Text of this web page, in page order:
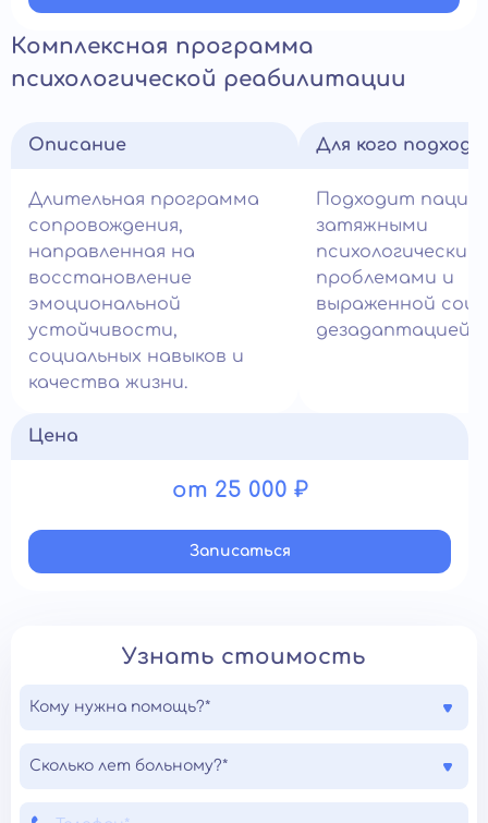
Комплексная программа
психологической реабилитации
Описание
Длительная программа
сопровождения,
направленная на
восстановление
эмоциональной
устойчивости,
социальных навыков и
качества жизни.
Для кого
Подходит
затяжными
проблемами и
выраженной
дезадаптацией.
Цена
от 25 000 ₽
Записатьcя
Узнать стоимость
Кому нужна помощь?*
Сколько лет больному?*